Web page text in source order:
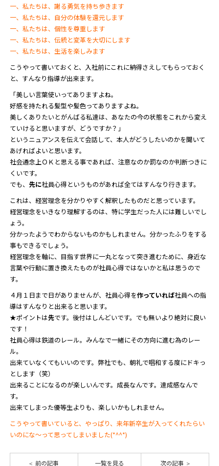
一、私たちは、謝る勇気を持ち歩きます
一、私たちは、自分の体験を還元します
一、私たちは、個性を尊重します
一、私たちは、伝統と変革を大切にします
一、私たちは、生活を楽しみます
こうやって書いておくと、入社前にこれに納得さえしてもらっておく
と、すんなり指導が出来ます。
「美しい言葉使いってありますよね。
好感を持たれる髪型や髪色ってありますよね。
美しくありたいとがんばる私達は、あなたの今の状態をこれから変え
ていけると思いますが、どうですか？」
というニュアンスを伝えて会話して、本人がどうしたいのかを聞いて
あげればよいと思います。
社会通念上ＯＫと思える事であれば、注意なのか罰なのか判断つきに
くいです。
でも、 先に社員心得というものがあれば全てはすんなり行きます。
これは、経営理念を分かりやすく解釈したものだと思っています。
経営理念をいきなり理解するのは、特に学生だった人には難しいでし
ょう。
分かったようでわからないものかもしれません。分かったふりをする
事もできるでしょう。
経営理念を軸に、目指す世界に一丸となって突き進むために、身近な
言葉や行動に置き換えたものが社員心得ではないかと私は思うので
す。
４月１日まで日がありませんが、社員心得を作っていれば社員への指
導はすんなりと出来ると思います。
★ポイントは先です。後付はしんどいです。でも無いより絶対に良い
です！
社員心得は鉄道のレール。みんなで一緒にその方向に進む為のレー
ル。
出来ていなくてもいいのです。弊社でも、朝礼で唱和する度にドキっ
とします（笑）
出来ることになるのが楽しいんです。成長なんです。達成感なんで
す。
出来てしまった優等生よりも、楽しいかもしれません。
こうやって書いていると、やっぱり、来年新卒生が入ってくれたらい
いのにな～って思ってしまいました(*^^*)
前の記事 次の記事
一覧を見る